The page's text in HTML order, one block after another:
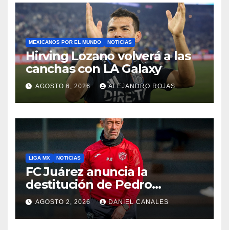
MEXICANOS POR EL MUNDO NOTICIAS
Hirving Lozano volverá a las
canchas con LA Galaxy
AGOSTO 6, 2026 ALEJANDRO ROJAS
LIGA MX NOTICIAS
FC Juárez anuncia la
destitución de Pedro
Caixinha
AGOSTO 2, 2026 DANIEL CANALES